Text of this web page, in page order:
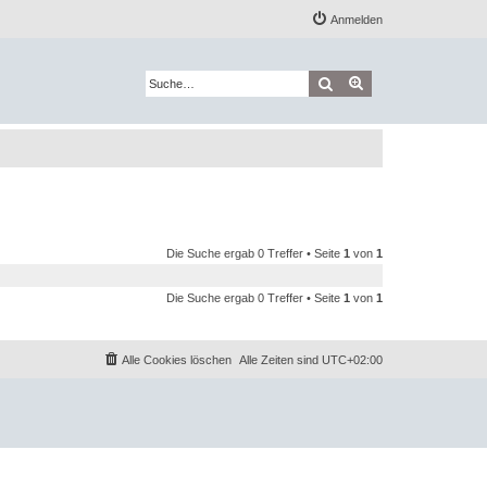
Anmelden
Suche
Die Suche ergab 0 Treffer • Seite 1 von 1
Die Suche ergab 0 Treffer • Seite 1 von 1
Alle Zeiten sind UTC+02:00
Alle Cookies löschen